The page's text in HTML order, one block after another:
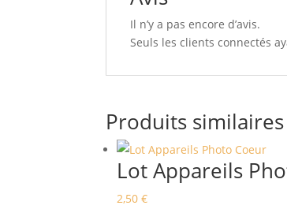
Il n’y a pas encore d’avis.
Seuls les clients connectés
Produits similaires
Lot Appareils
2,50€